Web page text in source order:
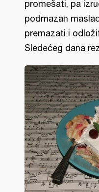
promešati, pa
podmazan
premazati i
Sledećeg dana